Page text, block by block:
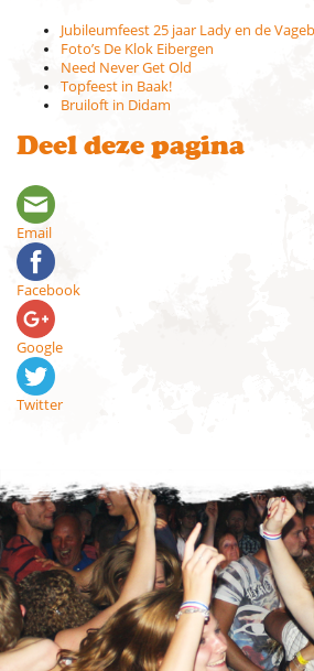
Jubileumfeest 25 jaar Lady en de
Foto’s De Klok Eibergen
Need Never Get Old
Topfeest in Baak!
Bruiloft in Didam
Deel deze pagina
Email
Facebook
Google
Twitter